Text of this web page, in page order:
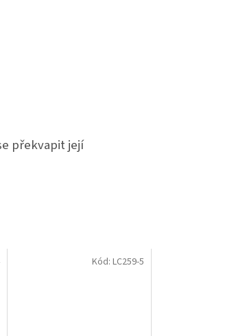
Kód:LC259-5
překvapit její